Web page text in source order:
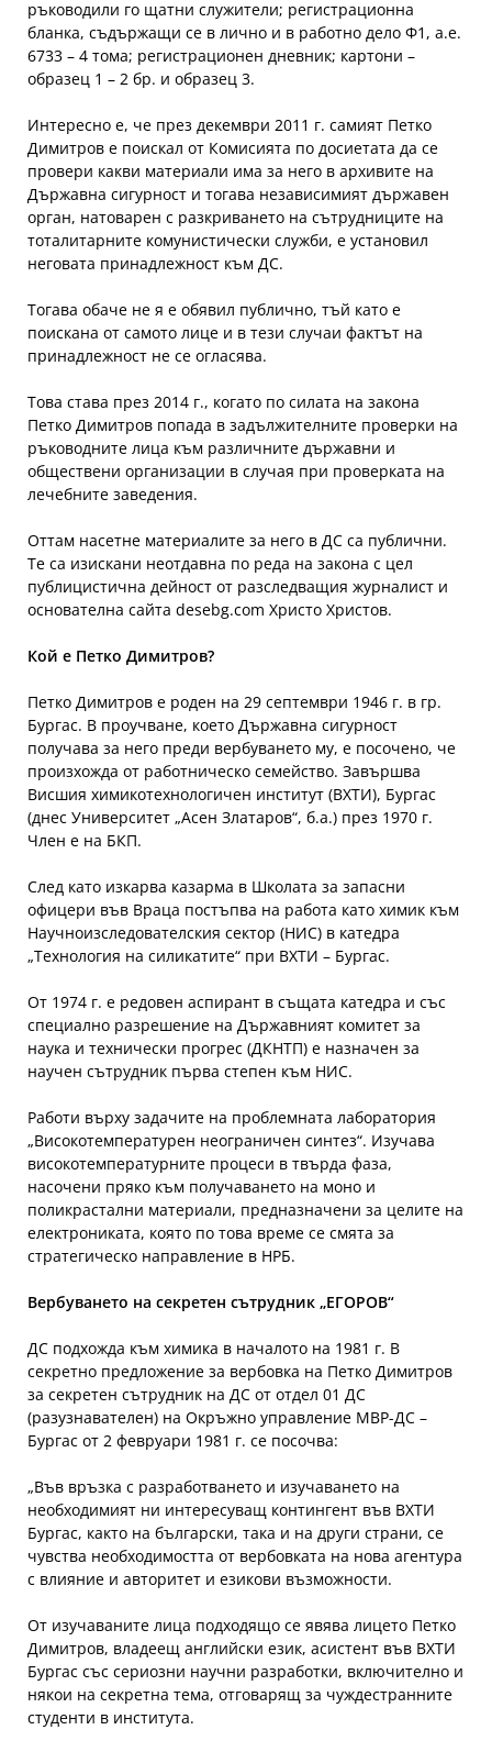
ръководили го щатни служители; регистрационна
бланка, съдържащи се в лично и в работно дело Ф1, а.е.
6733 – 4 тома; регистрационен дневник; картони –
образец 1 – 2 бр. и образец 3.
Интересно е, че през декември 2011 г. самият Петко
Димитров е поискал от Комисията по досиетата да се
провери какви материали има за него в архивите на
Държавна сигурност и тогава независимият държавен
орган, натоварен с разкриването на сътрудниците на
тоталитарните комунистически служби, е установил
неговата принадлежност към ДС.
Тогава обаче не я е обявил публично, тъй като е
поискана от самото лице и в тези случаи фактът на
принадлежност не се огласява.
Това става през 2014 г., когато по силата на закона
Петко Димитров попада в задължителните проверки на
ръководните лица към различните държавни и
обществени организации в случая при проверката на
лечебните заведения.
Оттам насетне материалите за него в ДС са публични.
Те са изискани неотдавна по реда на закона с цел
публицистична дейност от разследващия журналист и
основателна сайта desebg.com Христо Христов.
Кой е Петко Димитров?
Петко Димитров е роден на 29 септември 1946 г. в гр.
Бургас. В проучване, което Държавна сигурност
получава за него преди вербуването му, е посочено, че
произхожда от работническо семейство. Завършва
Висшия химикотехнологичен институт (ВХТИ), Бургас
(днес Университет „Асен Златаров“, б.а.) през 1970 г.
Член е на БКП.
След като изкарва казарма в Школата за запасни
офицери във Враца постъпва на работа като химик към
Научноизследователския сектор (НИС) в катедра
„Технология на силикатите“ при ВХТИ – Бургас.
От 1974 г. е редовен аспирант в същата катедра и със
специално разрешение на Държавният комитет за
наука и технически прогрес (ДКНТП) е назначен за
научен сътрудник първа степен към НИС.
Работи върху задачите на проблемната лаборатория
„Високотемпературен неограничен синтез“. Изучава
високотемпературните процеси в твърда фаза,
насочени пряко към получаването на моно и
поликрастални материали, предназначени за целите на
електрониката, която по това време се смята за
стратегическо направление в НРБ.
Вербуването на секретен сътрудник „ЕГОРОВ“
ДС подхожда към химика в началото на 1981 г. В
секретно предложение за вербовка на Петко Димитров
за секретен сътрудник на ДС от отдел 01 ДС
(разузнавателен) на Окръжно управление МВР-ДС –
Бургас от 2 февруари 1981 г. се посочва:
„Във връзка с разработването и изучаването на
необходимият ни интересуващ контингент във ВХТИ
Бургас, както на български, така и на други страни, се
чувства необходимостта от вербовката на нова агентура
с влияние и авторитет и езикови възможности.
От изучаваните лица подходящо се явява лицето Петко
Димитров, владеещ английски език, асистент във ВХТИ
Бургас със сериозни научни разработки, включително и
някои на секретна тема, отговарящ за чуждестранните
студенти в института.